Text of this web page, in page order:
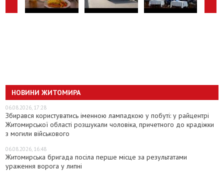
НОВИНИ ЖИТОМИРА
06.08.2026, 17:28
Збирався користуватись іменною лампадкою у побуті: у райцентрі
Житомирської області розшукали чоловіка, причетного до крадіжки
з могили військового
06.08.2026, 16:48
Житомирська бригада посіла перше місце за результатами
ураження ворога у липні